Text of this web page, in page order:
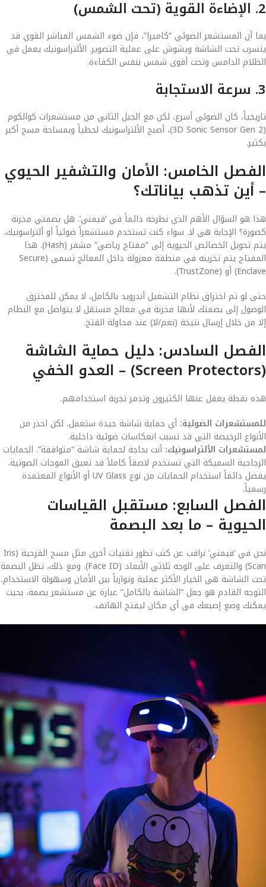
2. الإضاءة القوية (تحت الشمس)
بما أن المستشعر الضوئي “كاميرا”، فإن ضوء الشمس المباشر القوي قد
يتسرب تحت الشاشة ويشوش على عملية التصوير. الألتراسونيك يعمل في
الظلام الدامس وتحت أقوى شمس بنفس الكفاءة.
3. سرعة الاستجابة
تاريخياً، كان الضوئي أسرع، لكن مع الجيل الثاني من مستشعرات كوالكوم
(3D Sonic Sensor Gen 2)، أصبح الألتراسونيك لحظياً وبمساحة مسح أكبر
بكثير.
الفصل الخامس: الأمان والتشفير الحيوي
– أين تذهب بياناتك؟
هذا هو السؤال الأهم الذي نطرحه دائماً في ‘قيمني’. هل بصمتي مخزنة
كصورة؟ الإجابة هي لا. سواء كنت تستخدم مستشعراً ضوئياً أو ألتراسونيك،
يتم تحويل الخصائص الحيوية إلى “مفتاح رياضي” مشفر (Hash). هذا
المفتاح يتم تخزينه في منطقة معزولة داخل المعالج تسمى (Secure
Enclave) أو (TrustZone).
حتى لو تم اختراق نظام التشغيل أندرويد بالكامل، لا يمكن للمخترق
الوصول إلى بصمتك لأنها مخزنة في معالج مستقل لا يتواصل مع النظام
إلا من خلال إرسال نتيجة (نعم/لا) عند محاولة الفتح.
الفصل السادس: دليل حماية الشاشة
(Screen Protectors) – العدو الخفي
هذه نقطة يغفل عنها الكثيرون وتدمر تجربة استخدامهم.
للمستشعرات الضوئية: أي حماية شاشة جيدة ستعمل، لكن احذر من
الأنواع الرخيصة التي قد تسبب انعكاسات ضوئية داخلية.
لمستشعرات الألتراسونيك: أنت بحاجة لحماية شاشة “متوافقة”. الحمايات
الزجاجية السميكة التي تستخدم لاصقاً كاملاً قد تعيق الموجات الصوتية.
يفضل دائماً استخدام الحمايات من نوع UV Glass أو الأنواع المعتمدة
رسمياً.
الفصل السابع: مستقبل القياسات
الحيوية – ما بعد البصمة
نحن في ‘قيمني’ نراقب عن كثب تطور تقنيات أخرى مثل مسح القزحية (Iris
Scan) والتعرف على الوجه ثلاثي الأبعاد (Face ID). ومع ذلك، تظل البصمة
تحت الشاشة هي الخيار الأكثر عملية وتوازناً بين الأمان وسهولة الاستخدام.
التوجه القادم هو جعل “الشاشة بالكامل” عبارة عن مستشعر بصمة، بحيث
يمكنك وضع إصبعك في أي مكان ليفتح الهاتف.